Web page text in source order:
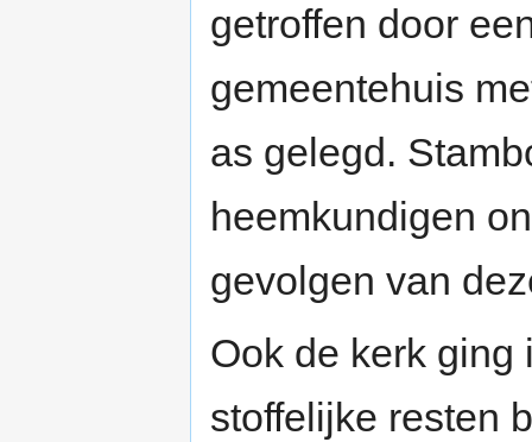
getroffen door
gemeentehuis
as gelegd.
heemkundigen
gevolgen van
Ook de kerk ging
stoffelijke resten